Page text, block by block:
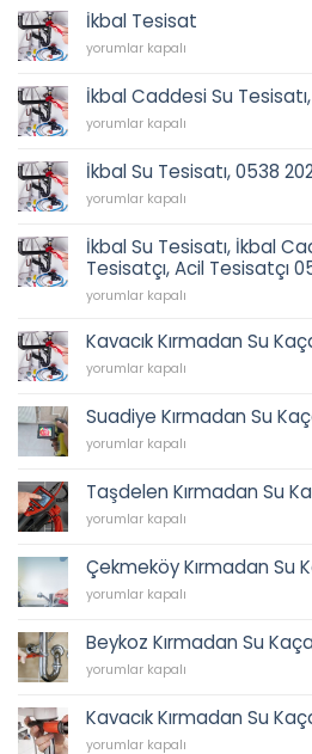
Tesisatı,
Çakmak
Sıhhi
için
İkbal Tesisat
İkbal
için
yorumlar kapalı
İkbal Caddesi Su
İkbal
Su
Tesisatı,
0538
62
45
için
yorumlar kapalı
İkbal Su Tesisatı, 0538
İkbal
Tesisatı,
0538
202
62
için
yorumlar kapalı
İkbal Su Tesisatı, İkbal
Tesisatçı, Acil Tesisatçı
İkbal
Tesisatı,
İkbal
Caddesi
Tesisat,
Tesisatçı,
Acil
0538
62
için
yorumlar kapalı
Kavacık Kırmadan Su
Kavacık
Su
Kaçağı
Bulma
yorumlar kapalı
Suadiye Kırmadan Su
Suadiye
Su
Kaçağı
Bulma
yorumlar kapalı
Taşdelen Kırmadan Su
Taşdelen
Su
Kaçağı
Bulma
yorumlar kapalı
Çekmeköy Kırmadan Su
Çekmeköy
Su
Kaçağı
Bulma
yorumlar kapalı
Beykoz Kırmadan Su
Beykoz
Su
Kaçağı
Bulma
yorumlar kapalı
Kavacık Kırmadan Su
Kavacık
yorumlar kapalı